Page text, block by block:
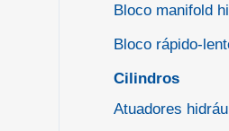
Bloco manifold
Bloco rápido-
Cilindros
Atuadores